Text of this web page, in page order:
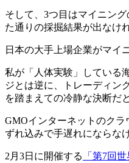
そして、3つ目はマイニン
た通りの採掘結果が出なけ
日本の大手上場企業がマイ
私が「人体実験」している
ジとは逆に、トレーディン
を踏まえての冷静な決断だ
GMOインターネットのク
ずれ込みで手遅れにならな
2月3日に開催する 「第7回